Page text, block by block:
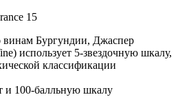
15
Бургундии, Джаспер
использует 5-звездочную шкалу,
классификации
и 100-балльную шкалу